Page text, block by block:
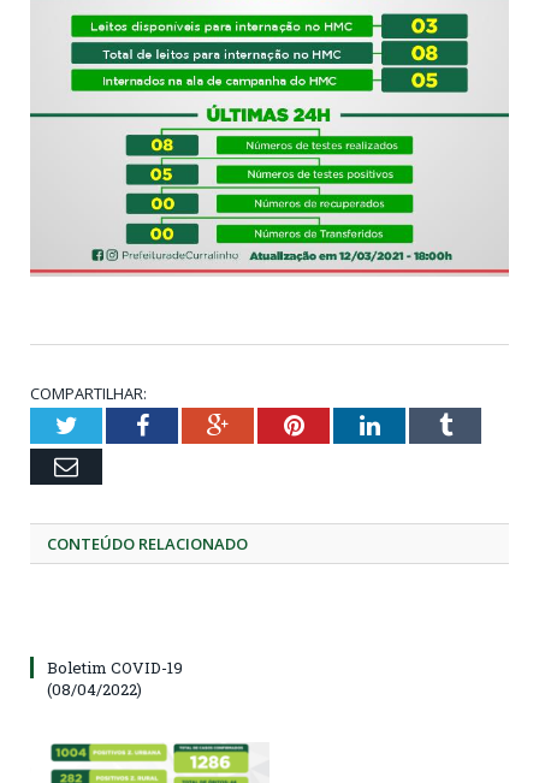
COMPARTILHAR:
TwitterFacebookGoogle+PinterestLinkedInTumblr
Email
CONTEÚDO RELACIONADO
Boletim COVID-19
(08/04/2022)